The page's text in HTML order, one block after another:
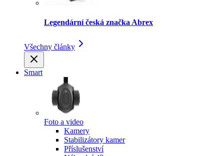
Legendární česká značka Abrex
Všechny články
Smart
Foto a video
Kamery
Stabilizátory kamer
Příslušenství